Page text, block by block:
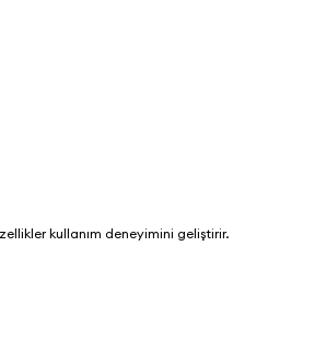
kullanım deneyimini geliştirir.